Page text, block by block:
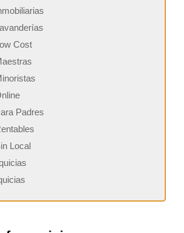
Cost
Padres
Local